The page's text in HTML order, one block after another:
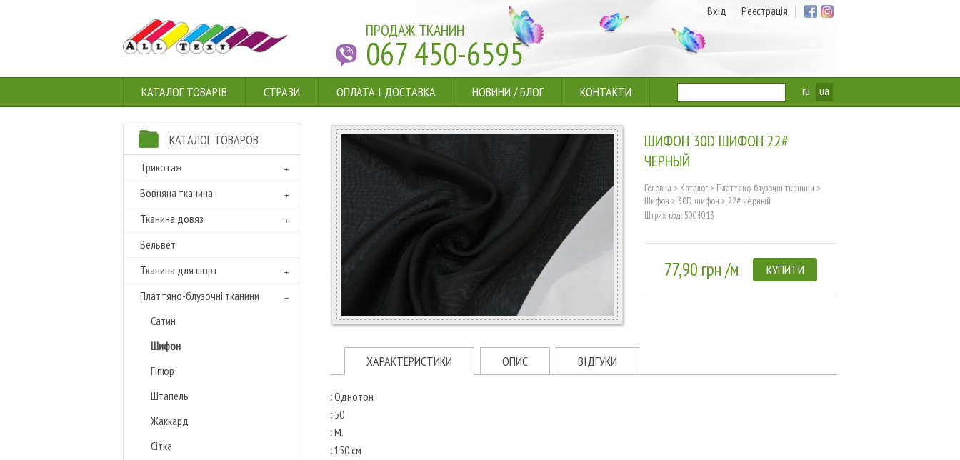
ПРОДАЖ ТКАНИН
067 450-6595
Вхід Реєстрація
КАТАЛОГ ТОВАРІВ СТРАЗИ ОПЛАТА І ДОСТАВКА НОВИНИ /БЛОГ КОНТАКТИ ru ua
КАТАЛОГ ТОВАРОВ
Трикотаж
Вовняна тканина
Тканина довяз
Вельвет
Тканина для шорт
Платтяно-блузочні тканини
Сатин
Шифон
Гіпюр
Штапель
Жаккард
Сітка
ШИФОН 30D ШИФОН 22#
ЧЁРНЫЙ
Головна > Каталог> Платтяно-блузочні тканини >
Шифон > 30D шифон > 22# чёрный
Штрих-код: 5004013
77,90 грн /м КУПИТИ
ХАРАКТЕРИСТИКИ ОПИС ВІДГУКИ
:Однотон
: 50
:М.
:150 см